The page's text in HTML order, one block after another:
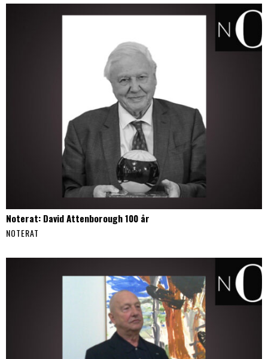
Noterat: David Attenborough 100 år
NOTERAT